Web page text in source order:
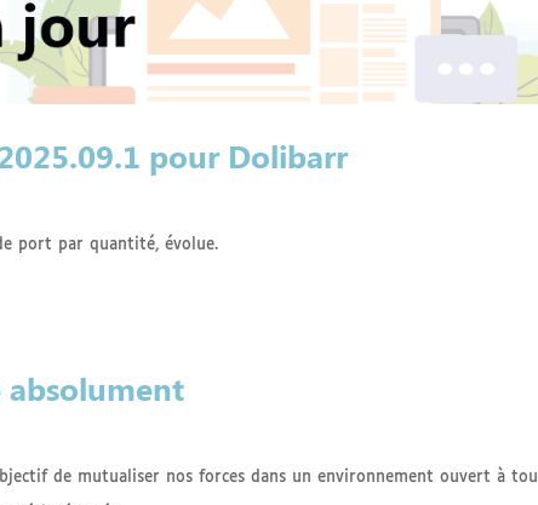
pour Dolibarr
port par quantité, évolue.
absolument
de mutualiser nos forces dans un environnement ouvert à